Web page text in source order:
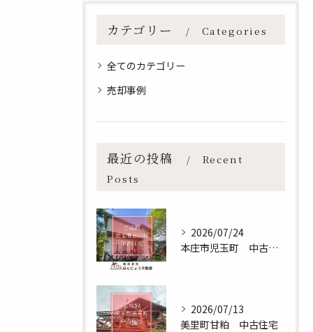
カテゴリー Categories
全てのカテゴリー
売却事例
最近の投稿
Recent
Posts
2026/07/24
本庄市児玉町 中古住宅
2026/07/13
美里町甘粕 中古住宅